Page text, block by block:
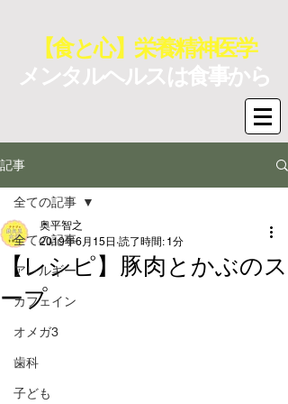
【食と心】栄養精神医学
メンタルヘルスは食事から
記事
全ての記事
アレルギー
カフェイン
オメガ3
歯科
子ども
全ての記事
【レシピ】豚肉とかぶのス
ープ
奥平智之
2019年6月15日 読了時間: 1分